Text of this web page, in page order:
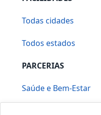
Todas cidades
Todos estados
PARCERIAS
Saúde e Bem-Estar